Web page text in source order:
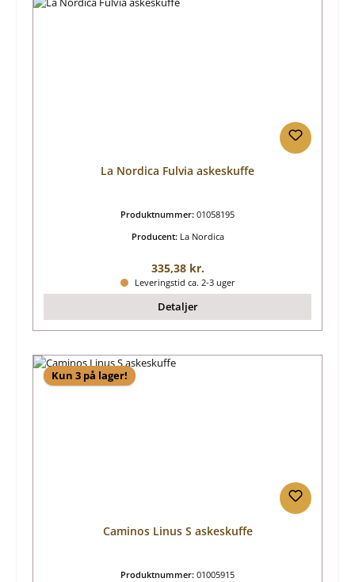
La Nordica Fulvia askeskuffe
Produktnummer: 01058195
Producent: La Nordica
Almindelig pris:
335,38 kr.
Leveringstid ca. 2-3 uger
Detaljer
Kun 3 på lager!
Caminos Linus S askeskuffe
Produktnummer: 01005915